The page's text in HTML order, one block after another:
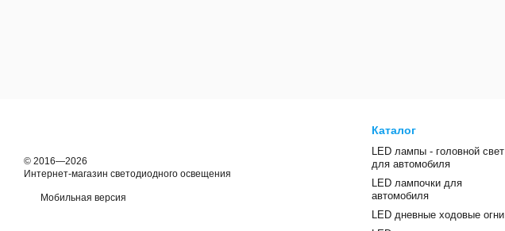
© 2016—2026
Интернет-магазин светодиодного освещения
Мобильная версия
Каталог
LED лампы - головной свет
для автомобиля
LED лампочки для
автомобиля
LED дневные ходовые огни